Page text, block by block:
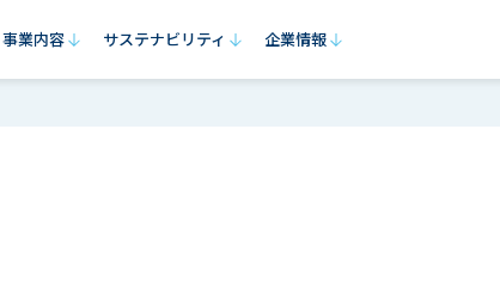
事業内容 サステナビリティ 企業情報